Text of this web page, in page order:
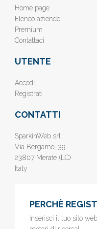
Home page
Elenco aziende
Premium
Contattaci
UTENTE
Accedi
Registrati
CONTATTI
SparkinWeb srl
Via Bergamo, 39
23807 Merate (LC)
Italy
PERCHÈ
Inserisci il tuo sito